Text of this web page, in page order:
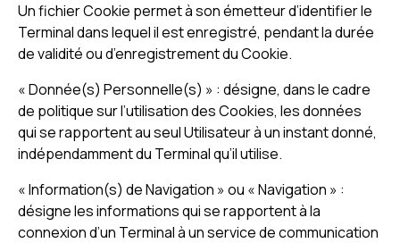
Un fichier Cookie permet à son émetteur d’identifier le
Terminal dans lequel il est enregistré, pendant la durée
de validité ou d’enregistrement du Cookie.
« Donnée(s) Personnelle(s) » : désigne, dans le cadre
de politique sur l’utilisation des Cookies, les données
qui se rapportent au seul Utilisateur à un instant donné,
indépendamment du Terminal qu’il utilise.
« Information(s) de Navigation » ou « Navigation » :
désigne les informations qui se rapportent à la
connexion d’un Terminal à un service de communication